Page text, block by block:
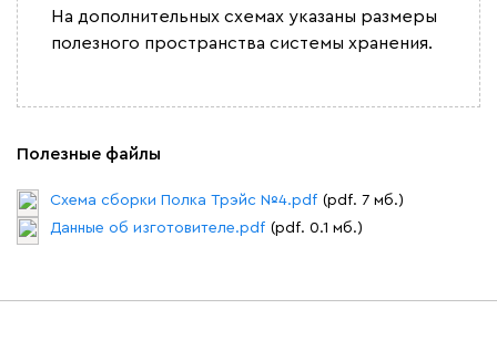
На дополнительных схемах указаны размеры
полезного пространства системы хранения.
Полезные файлы
Схема сборки Полка Трэйс №4.pdf (pdf. 7 мб.)
Данные об изготовителе.pdf (pdf. 0.1 мб.)